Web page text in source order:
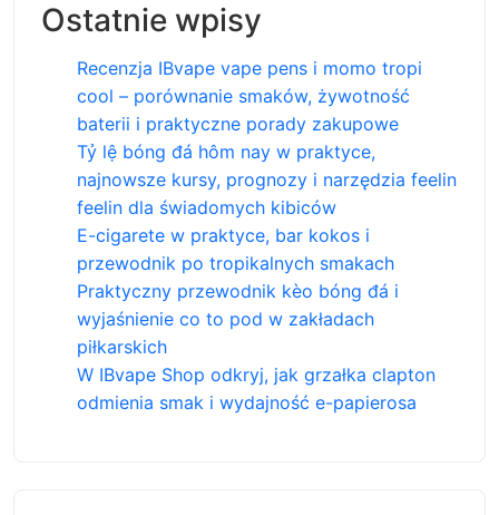
Ostatnie wpisy
Recenzja IBvape vape pens i momo tropi
cool – porównanie smaków, żywotność
baterii i praktyczne porady zakupowe
Tỷ lệ bóng đá hôm nay w praktyce,
najnowsze kursy, prognozy i narzędzia feelin
feelin dla świadomych kibiców
E-cigarete w praktyce, bar kokos i
przewodnik po tropikalnych smakach
Praktyczny przewodnik kèo bóng đá i
wyjaśnienie co to pod w zakładach
piłkarskich
W IBvape Shop odkryj, jak grzałka clapton
odmienia smak i wydajność e-papierosa